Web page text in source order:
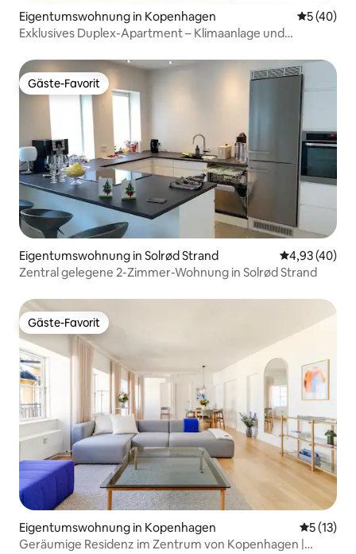
Eigentumswohnung in Kopenhagen
5 (40)
Exklusives Duplex-Apartment – Klimaanlage und
Gäste-Favorit
Gäste-Favorit
Eigentumswohnung in Solrød Strand
4,93 (40)
Zentral gelegene 2-Zimmer-Wohnung in Solrød Strand
Gäste-Favorit
Gäste-Favorit
Eigentumswohnung in Kopenhagen
5 (13)
Geräumige Residenz im Zentrum von Kopenhagen |